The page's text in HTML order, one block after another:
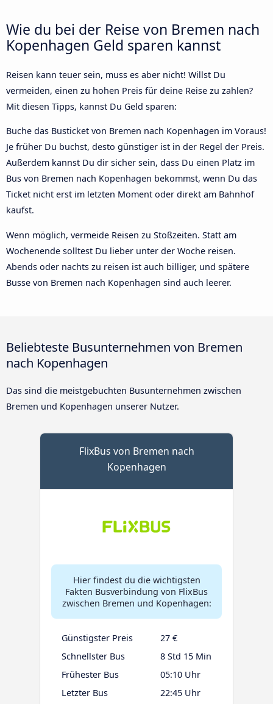
Wie du bei der Reise von Bremen nach
Kopenhagen Geld sparen kannst
Reisen kann teuer sein, muss es aber nicht! Willst Du
vermeiden, einen zu hohen Preis für deine Reise zu zahlen?
Mit diesen Tipps, kannst Du Geld sparen:
Buche das Busticket von Bremen nach Kopenhagen im Voraus!
Je früher Du buchst, desto günstiger ist in der Regel der Preis.
Außerdem kannst Du dir sicher sein, dass Du einen Platz im
Bus von Bremen nach Kopenhagen bekommst, wenn Du das
Ticket nicht erst im letzten Moment oder direkt am Bahnhof
kaufst.
Wenn möglich, vermeide Reisen zu Stoßzeiten. Statt am
Wochenende solltest Du lieber unter der Woche reisen.
Abends oder nachts zu reisen ist auch billiger, und spätere
Busse von Bremen nach Kopenhagen sind auch leerer.
Beliebteste Busunternehmen von Bremen
nach Kopenhagen
Das sind die meistgebuchten Busunternehmen zwischen
Bremen und Kopenhagen unserer Nutzer.
FlixBus von Bremen nach
Kopenhagen
Hier findest du die wichtigsten
Fakten Busverbindung von FlixBus
zwischen Bremen und Kopenhagen:
Günstigster Preis
27 €
Schnellster Bus
8 Std 15 Min
Frühester Bus
05:10 Uhr
Letzter Bus
22:45 Uhr